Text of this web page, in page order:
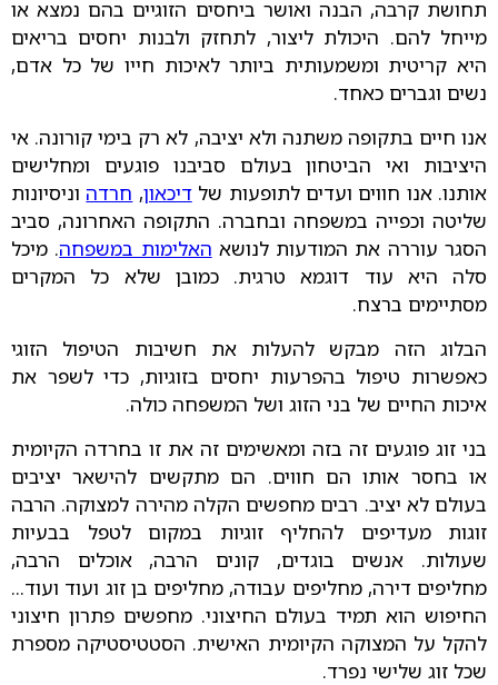
תחושת קרבה, הבנה ואושר ביחסים הזוגיים בהם נמצא או
מייחל להם. היכולת ליצור, לתחזק ולבנות יחסים בריאים
היא קריטית ומשמעותית ביותר לאיכות חייו של כל אדם,
נשים וגברים כאחד.
אנו חיים בתקופה משתנה ולא יציבה, לא רק בימי קורונה. אי
היציבות ואי הביטחון בעולם סביבנו פוגעים ומחלישים
אותנו. אנו חווים ועדים לתופעות שלדיכאון, חרדהוניסיונות
שליטה וכפייה במשפחה ובחברה. התקופה האחרונה, סביב
הסגר עוררה את המודעות לנושא האלימות במשפחה. מיכל
סלה היא עוד דוגמא טרגית. כמובן שלא כל המקרים
מסתיימים ברצח.
הבלוג הזה מבקש להעלות את חשיבות הטיפול הזוגי
כאפשרות טיפול בהפרעות יחסים בזוגיות, כדי לשפר את
איכות החיים של בני הזוג ושל המשפחה כולה.
בני זוג פוגעים זה בזה ומאשימים זה את זו בחרדה הקיומית
או בחסר אותו הם חווים. הם מתקשים להישאר יציבים
בעולם לא יציב. רבים מחפשים הקלה מהירה למצוקה. הרבה
זוגות מעדיפים להחליף זוגיות במקום לטפל בבעיות
שעולות. אנשים בוגדים, קונים הרבה, אוכלים הרבה,
מחליפים דירה, מחליפים עבודה, מחליפים בן זוג ועוד ועוד...
החיפוש הוא תמיד בעולם החיצוני. מחפשים פתרון חיצוני
להקל על המצוקה הקיומית האישית. הסטטיסטיקה מספרת
שכל זוג שלישי נפרד.